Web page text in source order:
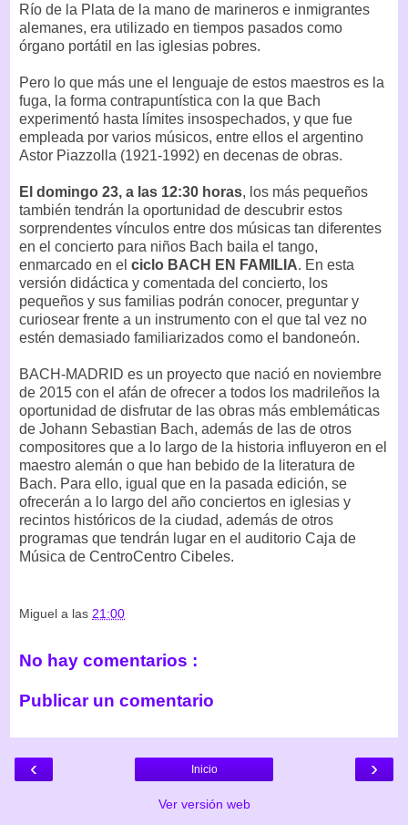
Río de la Plata de la mano de marineros e inmigrantes
alemanes, era utilizado en tiempos pasados como
órgano portátil en las iglesias pobres.
Pero lo que más une el lenguaje de estos maestros es la
fuga, la forma contrapuntística con la que Bach
experimentó hasta límites insospechados, y que fue
empleada por varios músicos, entre ellos el argentino
Astor Piazzolla (1921-1992) en decenas de obras.
El domingo 23, a las 12:30 horas, los más pequeños
también tendrán la oportunidad de descubrir estos
sorprendentes vínculos entre dos músicas tan diferentes
en el concierto para niños Bach baila el tango,
enmarcado en el ciclo BACH EN FAMILIA. En esta
versión didáctica y comentada del concierto, los
pequeños y sus familias podrán conocer, preguntar y
curiosear frente a un instrumento con el que tal vez no
estén demasiado familiarizados como el bandoneón.
BACH-MADRID es un proyecto que nació en noviembre
de 2015 con el afán de ofrecer a todos los madrileños la
oportunidad de disfrutar de las obras más emblemáticas
de Johann Sebastian Bach, además de las de otros
compositores que a lo largo de la historia influyeron en el
maestro alemán o que han bebido de la literatura de
Bach. Para ello, igual que en la pasada edición, se
ofrecerán a lo largo del año conciertos en iglesias y
recintos históricos de la ciudad, además de otros
programas que tendrán lugar en el auditorio Caja de
Música de CentroCentro Cibeles.
Miguel a las 21:00
No hay comentarios :
Publicar un comentario
‹ ›
Inicio
Ver versión web